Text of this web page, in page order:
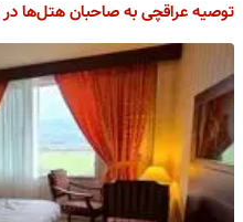
توصیه عراقچی به صاحبان هتل‌ها